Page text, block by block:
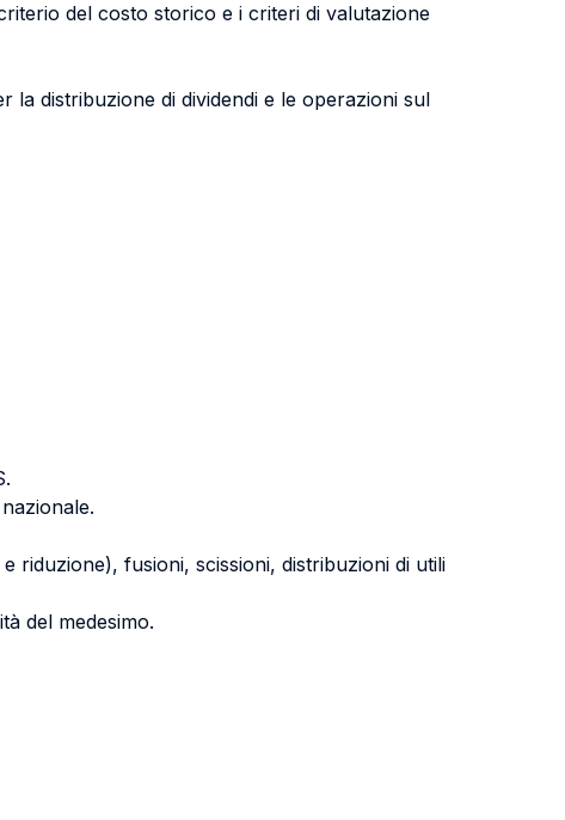
del costo storico e i criteri di valutazione
la distribuzione di dividendi e le operazioni sul
riduzione), fusioni, scissioni, distribuzioni di utili
del medesimo.